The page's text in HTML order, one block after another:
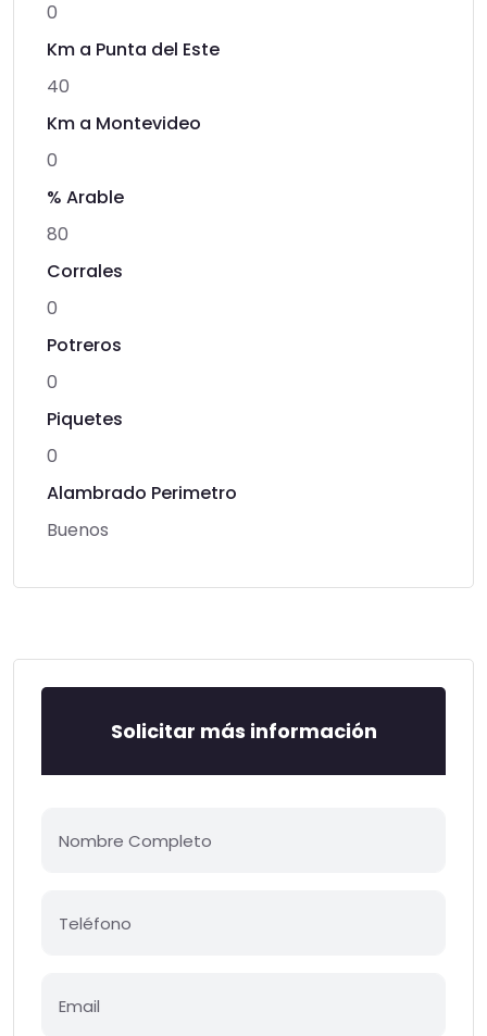
0
Km a Punta del Este
40
Km a Montevideo
0
% Arable
80
Corrales
0
Potreros
0
Piquetes
0
Alambrado Perimetro
Buenos
Solicitar más información